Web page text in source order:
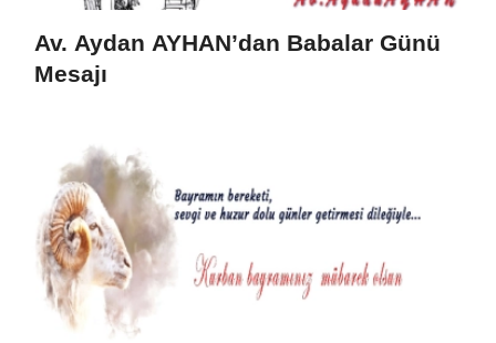
Av. Aydan AYHAN’dan Babalar Günü
Mesajı